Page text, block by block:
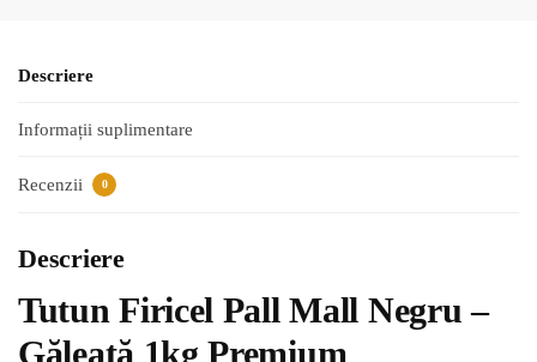
Descriere
Informații suplimentare
Recenzii 0
Descriere
Tutun Firicel Pall Mall Negru –
Găleată 1kg Premium